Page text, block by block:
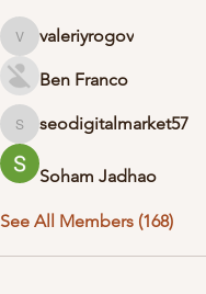
valeriyrogov
valeriyrogov
Ben Franco
seodigitalmarket57
seodigitalmarket57
Soham Jadhao
See All Members (168)